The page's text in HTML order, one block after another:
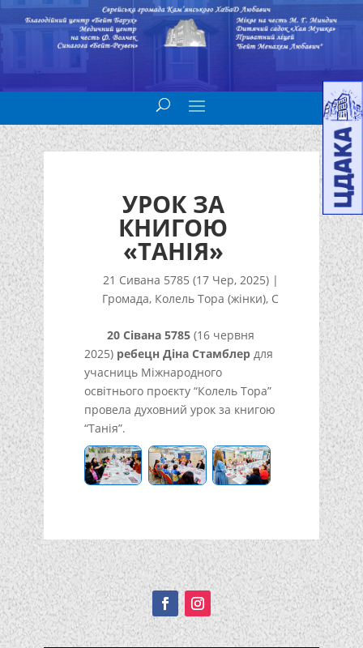
УРОК ЗА
КНИГОЮ
«ТАНІЯ»
21 Сивана 5785 (17 Чер, 2025) |
Громада, Колель Тора (жінки), С
20 Сівана 5785(16 червня
2025) ребецн Діна Стамблердля
учасниць Міжнародного
освітнього проєкту “Колель Тора”
провела духовний урок за книгою
“Танія”.
Подписывайтесь!